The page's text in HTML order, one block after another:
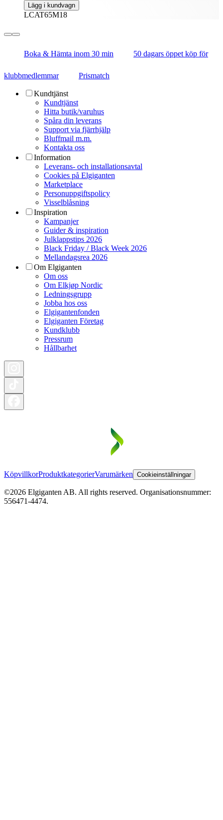
Lägg i kundvagn
LCAT65M18
Boka & Hämta inom 30 min 50 dagars öppet köp för
klubbmedlemmar Prismatch
Kundtjänst
Kundtjänst
Hitta butik/varuhus
Spåra din leverans
Support via fjärrhjälp
Bluffmail m.m.
Kontakta oss
Information
Leverans- och installationsavtal
Cookies på Elgiganten
Marketplace
Personuppgiftspolicy
Visselblåsning
Inspiration
Kampanjer
Guider & inspiration
Julklappstips 2026
Black Friday / Black Week 2026
Mellandagsrea 2026
Om Elgiganten
Om oss
Om Elkjøp Nordic
Ledningsgrupp
Jobba hos oss
Elgigantenfonden
Elgiganten Företag
Kundklubb
Pressrum
Hållbarhet
KöpvillkorProduktkategorierVarumärken Cookieinställningar
©2026 Elgiganten AB. All rights reserved. Organisationsnummer:
556471-4474.